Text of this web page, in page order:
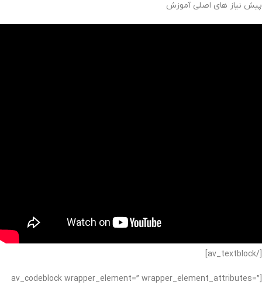
پیش نیاز های اصلی آموزش
[/av_textblock]
[av_codeblock wrapper_element=” wrapper_element_attributes=”